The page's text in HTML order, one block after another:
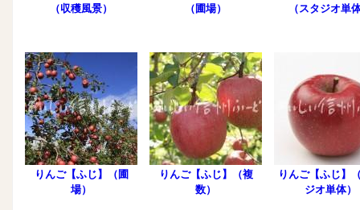
（収穫風景）
（圃場）
（スタジオ単
りんご【ふじ】（圃
場）
りんご【ふじ】（複
数）
りんご【ふじ】
ジオ単体）